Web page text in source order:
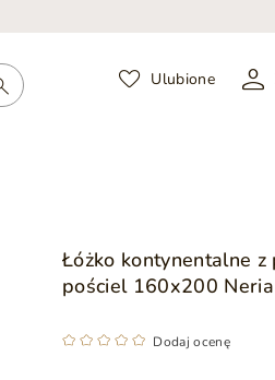
Ulubione
Łóżko kontynentalne z
pościel 160x200
Dodaj ocenę